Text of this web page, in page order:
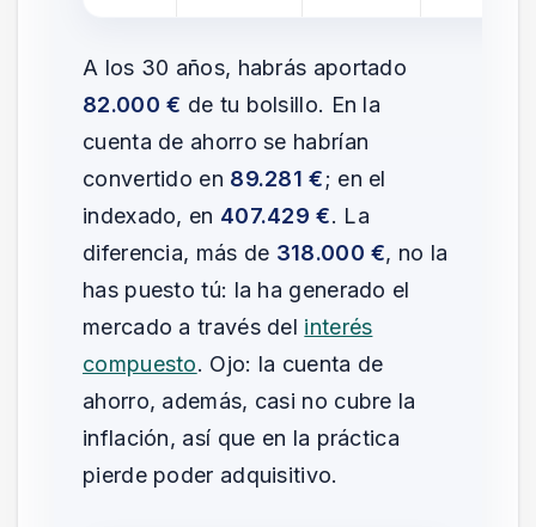
A los 30 años, habrás aportado
82.000 € de tu bolsillo. En la
cuenta de ahorro se habrían
convertido en 89.281 €; en el
indexado, en 407.429 €. La
diferencia, más de 318.000 €, no la
has puesto tú: la ha generado el
mercado a través del interés
compuesto. Ojo: la cuenta de
ahorro, además, casi no cubre la
inflación, así que en la práctica
pierde poder adquisitivo.